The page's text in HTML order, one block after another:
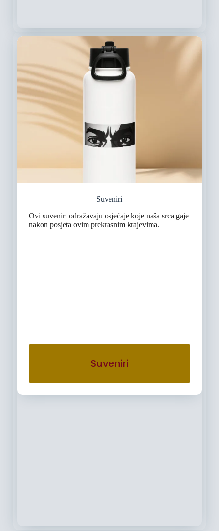
Suveniri
Ovi suveniri odražavaju osjećaje koje naša srca gaje
nakon posjeta ovim prekrasnim krajevima.
Suveniri